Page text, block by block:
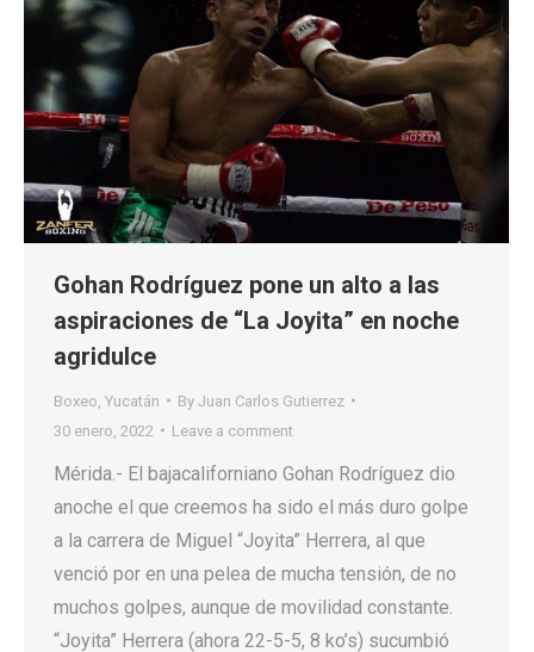
Gohan Rodríguez pone un alto a las
aspiraciones de “La Joyita” en noche
agridulce
Boxeo Yucatán By Juan Carlos Gutierrez
30 enero, 2022
Leave a comment
Mérida.- El bajacaliforniano Gohan Rodríguez dio
anoche el que creemos ha sido el más duro golpe
a la carrera de Miguel “Joyita” Herrera, al que
venció por en una pelea de mucha tensión, de no
muchos golpes, aunque de movilidad constante.
“Joyita” Herrera (ahora 22-5-5, 8 ko’s) sucumbió